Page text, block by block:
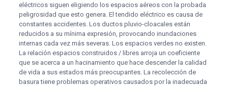
eléctricos siguen eligiendo los espacios aéreos con la probada
peligrosidad que esto genera. El tendido eléctrico es causa de
constantes accidentes. Los ductos pluvio-cloacales están
reducidos a su mínima expresión, provocando inundaciones
internas cada vez más severas. Los espacios verdes no existen.
La relación espacios construidos / libres arroja un coeficiente
que se acerca a un hacinamiento que hace descender la calidad
de vida a sus estados más preocupantes. La recolección de
basura tiene problemas operativos causados por la inadecuada